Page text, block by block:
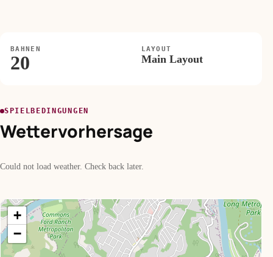
BAHNEN
20
LAYOUT
Main Layout
SPIELBEDINGUNGEN
Wettervorhersage
Could not load weather. Check back later.
+
−